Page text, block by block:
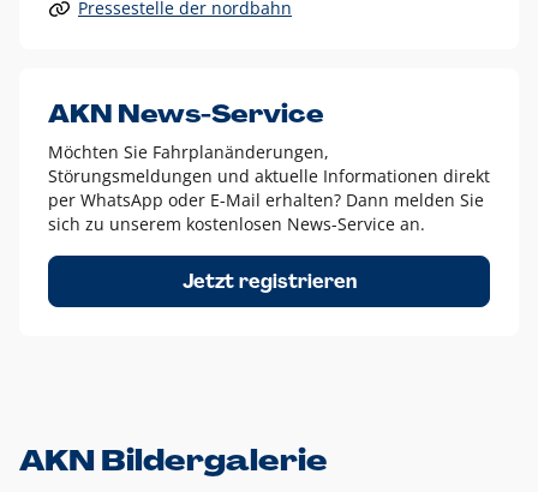
Alle anderen Logo-Varianten dürfen nur in Ausnahmefällen
Diese Ausnahmen sind zum Beispiel:
dem AKN Blau,
weißes Logo auf Fotohintergründen,
schwarzes Logo für reine Schwarz-Weiß-Umsetzungen
Um das Logo herum muss ein Schutzraum von jeweils einer
Höhe bzw. Breite des N aus AKN in alle Richtungen
Pressestelle der nordbahn
AKN News-Service
Möchten Sie Fahrplanänderungen,
Störungsmeldungen und aktuelle Informationen direkt
per WhatsApp oder E-Mail erhalten? Dann melden Sie
sich zu unserem kostenlosen News-Service an.
Jetzt registrieren
AKN Bildergalerie